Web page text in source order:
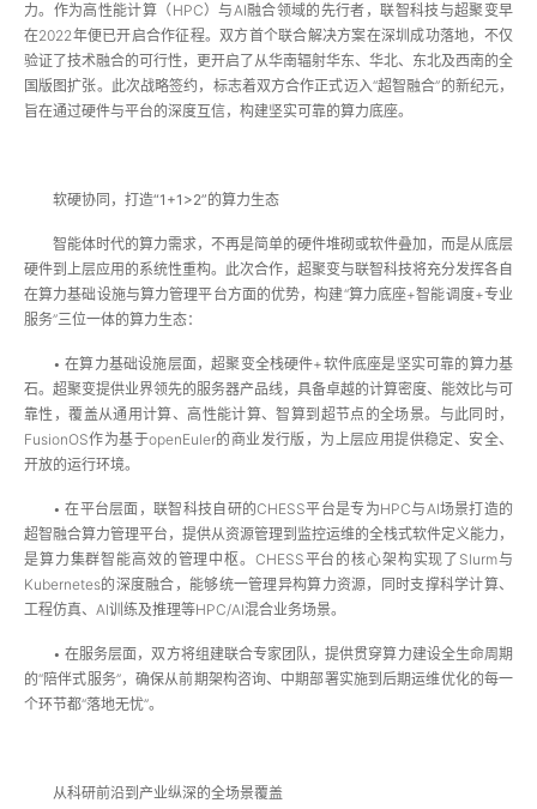
力。作为高性能计算（HPC）与AI融合领域的先行者，联智科技与超聚变早
在2022年便已开启合作征程。双方首个联合解决方案在深圳成功落地，不仅
验证了技术融合的可行性，更开启了从华南辐射华东、华北、东北及西南的全
国版图扩张。此次战略签约，标志着双方合作正式迈入“超智融合”的新纪元，
旨在通过硬件与平台的深度互信，构建坚实可靠的算力底座。
软硬协同，打造“1+1>2”的算力生态
智能体时代的算力需求，不再是简单的硬件堆砌或软件叠加，而是从底层
硬件到上层应用的系统性重构。此次合作，超聚变与联智科技将充分发挥各自
在算力基础设施与算力管理平台方面的优势，构建“算力底座+智能调度+专业
服务”三位一体的算力生态：
• 在算力基础设施层面，超聚变全栈硬件+软件底座是坚实可靠的算力基
石。超聚变提供业界领先的服务器产品线，具备卓越的计算密度、能效比与可
靠性，覆盖从通用计算、高性能计算、智算到超节点的全场景。与此同时，
FusionOS作为基于openEuler的商业发行版，为上层应用提供稳定、安全、
开放的运行环境。
• 在平台层面，联智科技自研的CHESS平台是专为HPC与AI场景打造的
超智融合算力管理平台，提供从资源管理到监控运维的全栈式软件定义能力，
是算力集群智能高效的管理中枢。CHESS平台的核心架构实现了Slurm与
Kubernetes的深度融合，能够统一管理异构算力资源，同时支撑科学计算、
工程仿真、AI训练及推理等HPC/AI混合业务场景。
• 在服务层面，双方将组建联合专家团队，提供贯穿算力建设全生命周期
的“陪伴式服务”，确保从前期架构咨询、中期部署实施到后期运维优化的每一
个环节都“落地无忧”。
从科研前沿到产业纵深的全场景覆盖